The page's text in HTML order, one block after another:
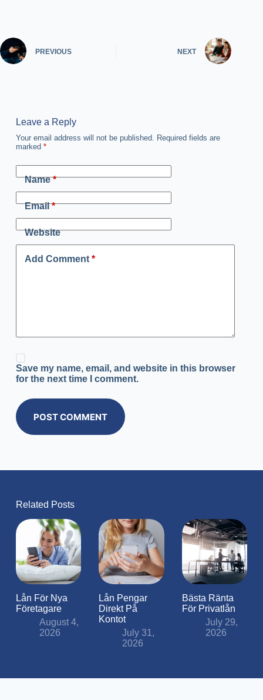
PREVIOUS NEXT
Leave a Reply
Your email address will not be published. Required fields are
marked *
Name*
Email*
Website
Add Comment*
Save my name, email, and website in this browser
for the next time I comment.
POST COMMENT
Related Posts
Lån För Nya
Företagare
August 4,
2026
Lån Pengar
Direkt På
Kontot
July 31,
2026
Bästa Ränta
För Privatlån
July 29,
2026